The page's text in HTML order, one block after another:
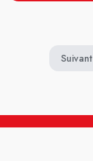
Suivant